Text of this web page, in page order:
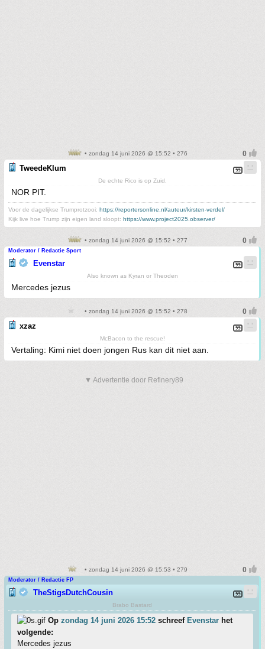
• zondag 14 juni 2026 @ 15:52 • 276
TweedeKlum
De echte Rico is op Zuid.
NOR PIT.
Voor de dagelijkse Trumprotzooi: https://reportersonline.nl/auteur/kirsten-verdel/
Kijk live hoe Trump zijn eigen land sloopt: https://www.project2025.observer/
• zondag 14 juni 2026 @ 15:52 • 277
Moderator / Redactie Sport
Evenstar
Also known as Kyran or Theoden
Mercedes jezus
• zondag 14 juni 2026 @ 15:52 • 278
xzaz
McBacon to the rescue!
Vertaling: Kimi niet doen jongen Rus kan dit niet aan.
▼ Advertentie door Refinery89
• zondag 14 juni 2026 @ 15:53 • 279
Moderator / Redactie FP
TheStigsDutchCousin
Brabo Bastard
Op zondag 14 juni 2026 15:52 schreef Evenstar het
volgende:
Mercedes jezus